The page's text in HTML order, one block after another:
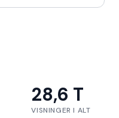
28,6 T
VISNINGER I ALT